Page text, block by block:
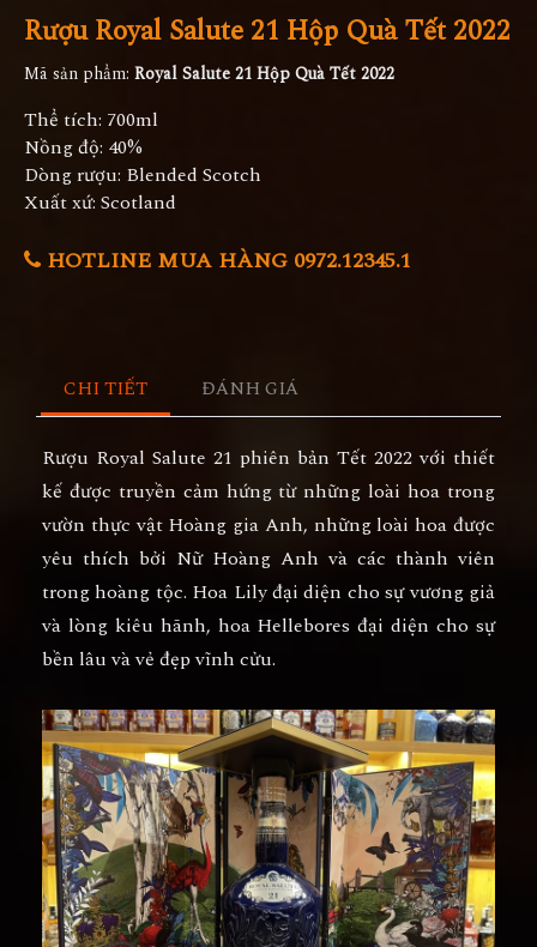
Rượu Royal Salute 21 Hộp Quà Tết 2022
Mã sản phẩm: Royal Salute 21 Hộp Quà Tết 2022
Thể tích: 700ml
Nồng độ: 40%
Dòng rượu: Blended Scotch
Xuất xứ: Scotland
HOTLINE MUA HÀNG 0972.12345.1
CHI TIẾT ĐÁNH GIÁ
Rượu Royal Salute 21 phiên bản Tết 2022 với thiết
kế được truyền cảm hứng từ những loài hoa trong
vườn thực vật Hoàng gia Anh, những loài hoa được
yêu thích bởi Nữ Hoàng Anh và các thành viên
trong hoàng tộc. Hoa Lily đại diện cho sự vương giả
và lòng kiêu hãnh, hoa Hellebores đại diện cho sự
bền lâu và vẻ đẹp vĩnh cửu.